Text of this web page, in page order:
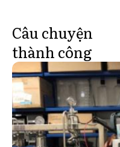
Câu chuyện
thành công